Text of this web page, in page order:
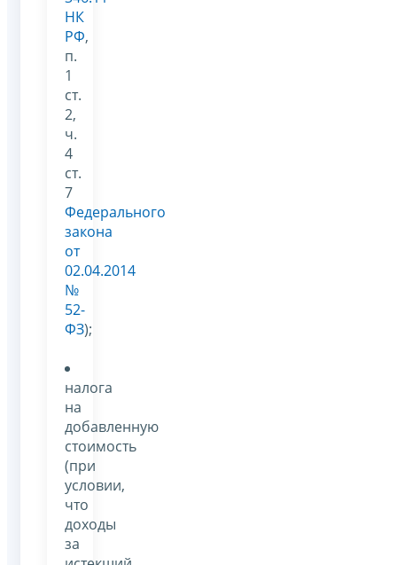
НК
РФ,
п.
1
ст.
2,
ч.
4
ст.
7
Федерального
закона
от
02.04.2014
№
52-
ФЗ);
налога
на
добавленную
стоимость
(при
условии,
что
доходы
за